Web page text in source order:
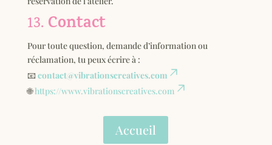
13. Contact
Pour toute question, demande d’information ou
réclamation, tu peux écrire à :
📧 contact@vibrationscreatives.com
🌐https://www.vibrationscreatives.com
Accueil